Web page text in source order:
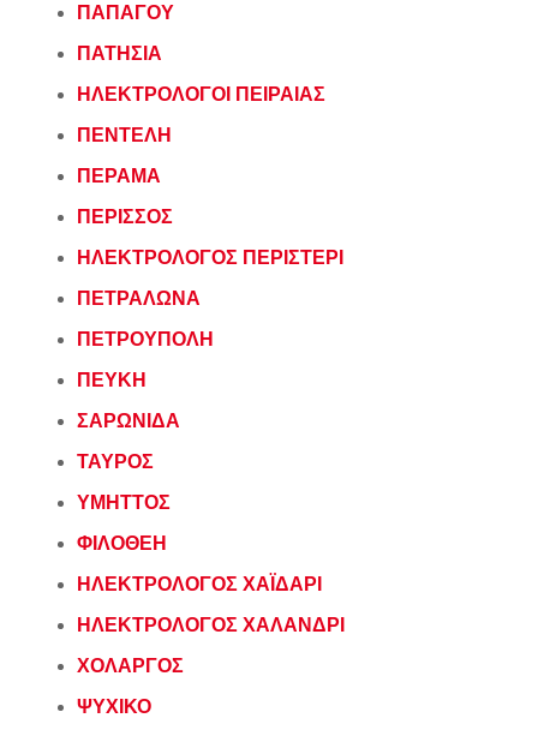
ΠΑΠΑΓΟΥ
ΠΑΤΗΣΙΑ
ΗΛΕΚΤΡΟΛΟΓΟΙ ΠΕΙΡΑΙΑΣ
ΠΕΝΤΕΛΗ
ΠΕΡΑΜΑ
ΠΕΡΙΣΣΟΣ
ΗΛΕΚΤΡΟΛΟΓΟΣ ΠΕΡΙΣΤΕΡΙ
ΠΕΤΡΑΛΩΝΑ
ΠΕΤΡΟΥΠΟΛΗ
ΠΕΥΚΗ
ΣΑΡΩΝΙΔΑ
ΤΑΥΡΟΣ
ΥΜΗΤΤΟΣ
ΦΙΛΟΘΕΗ
ΗΛΕΚΤΡΟΛΟΓΟΣ ΧΑΪΔΑΡΙ
ΗΛΕΚΤΡΟΛΟΓΟΣ ΧΑΛΑΝΔΡΙ
ΧΟΛΑΡΓΟΣ
ΨΥΧΙΚΟ